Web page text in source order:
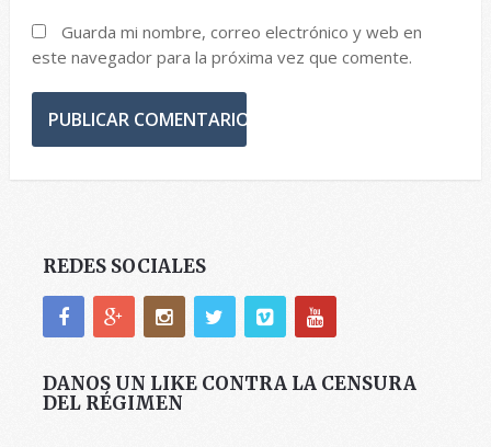
Guarda mi nombre, correo electrónico y web en
este navegador para la próxima vez que comente.
REDES SOCIALES
DANOS UN LIKE CONTRA LA CENSURA
DEL RÉGIMEN